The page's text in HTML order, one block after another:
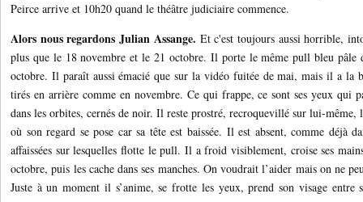
Peirce arrive et 10h20 quand le théâtre judiciaire commence.
Alors nous regardons Julian Assange. Et c'est toujours aussi horrible,
plus que le 18 novembre et le 21 octobre. Il porte le même pull bleu pâle
octobre. Il paraît aussi émacié que sur la vidéo fuitée de mai, mais il a la
tirés en arrière comme en novembre. Ce qui frappe, ce sont ses yeux qui
dans les orbites, cernés de noir. Il reste prostré, recroquevillé sur lui-même,
où son regard se pose car sa tête est baissée. Il est absent, comme déjà
affaissées sur lesquelles flotte le pull. Il a froid visiblement, croise ses
octobre, puis les cache dans ses manches. On voudrait l’aider mais on ne
Juste à un moment il s’anime, se frotte les yeux, prend son visage entre